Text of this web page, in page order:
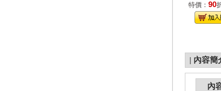
特價： 90
| 內容簡
內